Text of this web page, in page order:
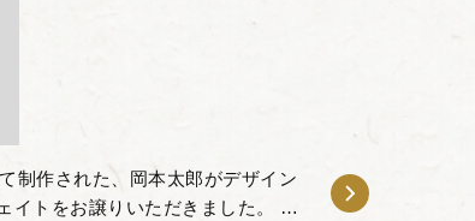
制作された、岡本太郎がデザイン
イトをお譲りいただきました。 本